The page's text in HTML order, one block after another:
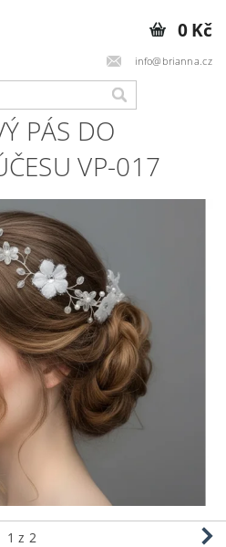
info@brianna.cz
0 Kč
PÁS DO
VP-017
1 z 2